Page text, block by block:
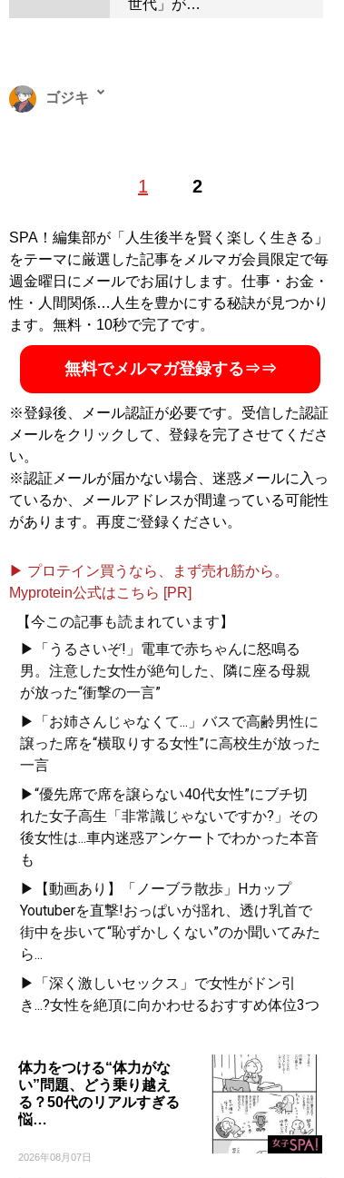
世代」が…
1 2
ゴジキ
(光文社新書)・『アンチデータベースボール』（カンゼ
版。「ゴジキの巨人軍解体新書」や「データで読む高校
野球 2022」、「ゴジキの新・野球論」を過去に連載。
週刊プレイボーイやスポーツ報知、女性セブンなどメデ
ィアの取材も多数。Yahoo!ニュース公式コメンテーター
にも選出。日刊SPA!にて寄稿に携わる。Instagram：
godziki_55X： godziki_55 TikTok：
Facebook：
godziki55
SPA！編集部が「人生後半を賢く楽しく生きる」
をテーマに厳選した記事をメルマガ会員限定で毎
週金曜日にメールでお届けします。仕事・お金・
性・人間関係…人生を豊かにする秘訣が見つかり
ます。無料・10秒で完了です。
無料でメルマガ登録する⇒⇒
※登録後、メール認証が必要です。受信した認証
メールをクリックして、登録を完了させてくださ
い。
※認証メールが届かない場合、迷惑メールに入っ
ているか、メールアドレスが間違っている可能性
があります。再度ご登録ください。
▶ プロテイン買うなら、まず売れ筋から。
Myprotein公式はこちら [PR]
【今この記事も読まれています】
▶「うるさいぞ!」電車で赤ちゃんに怒鳴る
男。注意した女性が絶句した、隣に座る母親
が放った“衝撃の一言”
▶「お姉さんじゃなくて...」バスで高齢男性に
譲った席を“横取りする女性”に高校生が放った
一言
▶“優先席で席を譲らない40代女性”にブチ切
れた女子高生「非常識じゃないですか?」その
後女性は...車内迷惑アンケートでわかった本音
も
▶【動画あり】「ノーブラ散歩」Hカップ
Youtuberを直撃!おっぱいが揺れ、透け乳首で
街中を歩いて“恥ずかしくない”のか聞いてみた
ら...
▶「深く激しいセックス」で女性がドン引
き...?女性を絶頂に向かわせるおすすめ体位3つ
体力をつける“体力がな
い”問題、どう乗り越え
る？50代のリアルすぎる
悩…
2026年08月07日